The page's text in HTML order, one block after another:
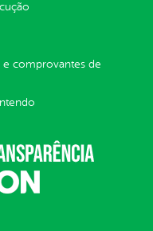
e comprovantes de